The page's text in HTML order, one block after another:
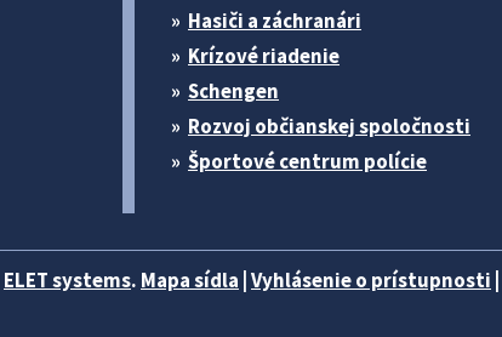
Hasiči a záchranári
Krízové riadenie
Schengen
Rozvoj občianskej spoločnosti
Športové centrum polície
ELET systems. Mapa sídla Vyhlásenie o prístupnosti